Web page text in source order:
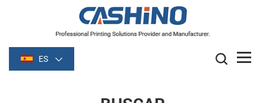
ES